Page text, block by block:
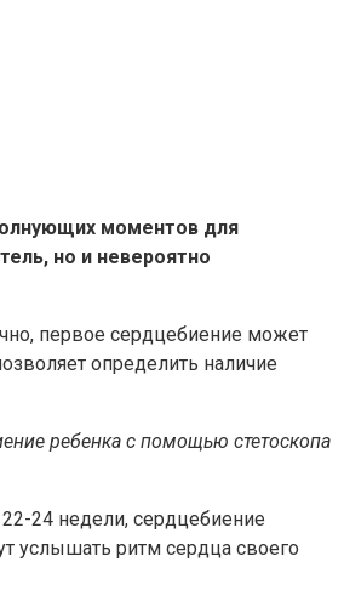
моментов для
но и невероятно
первое сердцебиение может
определить наличие
ребенка с помощью стетоскопа
24 недели, сердцебиение
услышать ритм сердца своего